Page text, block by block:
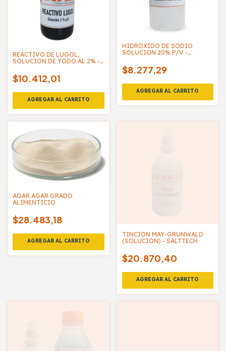
REACTIVO DE LUGOL,
SOLUCION DE YODO AL 2% -
$10.412,01
HIDROXIDO DE SODIO
SOLUCION 20% P/V -
$8.277,29
AGAR AGAR GRADO
ALIMENTICIO
$28.483,18
TINCION MAY-GRUNWALD
(SOLUCION) - SALTTECH
$20.870,40